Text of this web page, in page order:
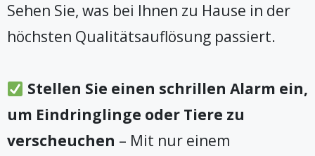
Sehen Sie, was bei Ihnen zu Hause in der
höchsten Qualitätsauflösung passiert.
Stellen Sie einen schrillen Alarm ein,
um Eindringlinge oder Tiere zu
verscheuchen – Mit nur einem